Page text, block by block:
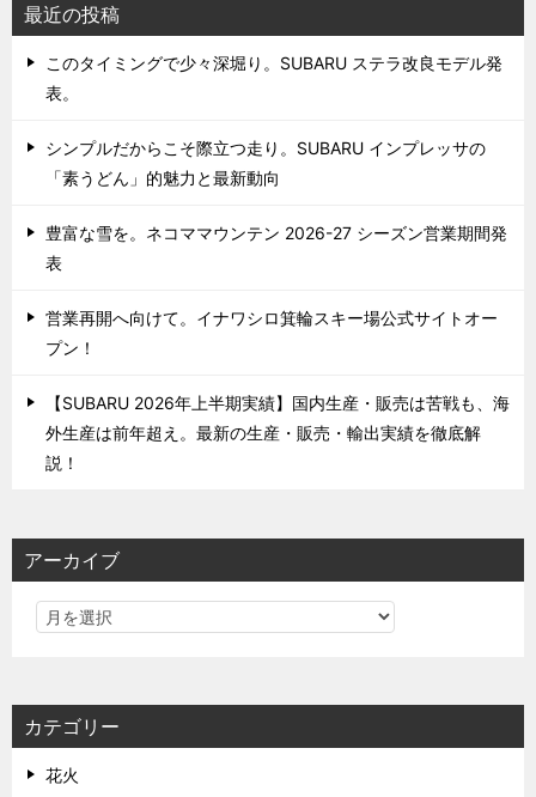
最近の投稿
このタイミングで少々深堀り。SUBARU ステラ改良モデル発
表。
シンプルだからこそ際立つ走り。SUBARU インプレッサの
「素うどん」的魅力と最新動向
豊富な雪を。ネコママウンテン 2026-27 シーズン営業期間発
表
営業再開へ向けて。イナワシロ箕輪スキー場公式サイトオー
プン！
【SUBARU 2026年上半期実績】国内生産・販売は苦戦も、海
外生産は前年超え。最新の生産・販売・輸出実績を徹底解
説！
アーカイブ
カテゴリー
花火